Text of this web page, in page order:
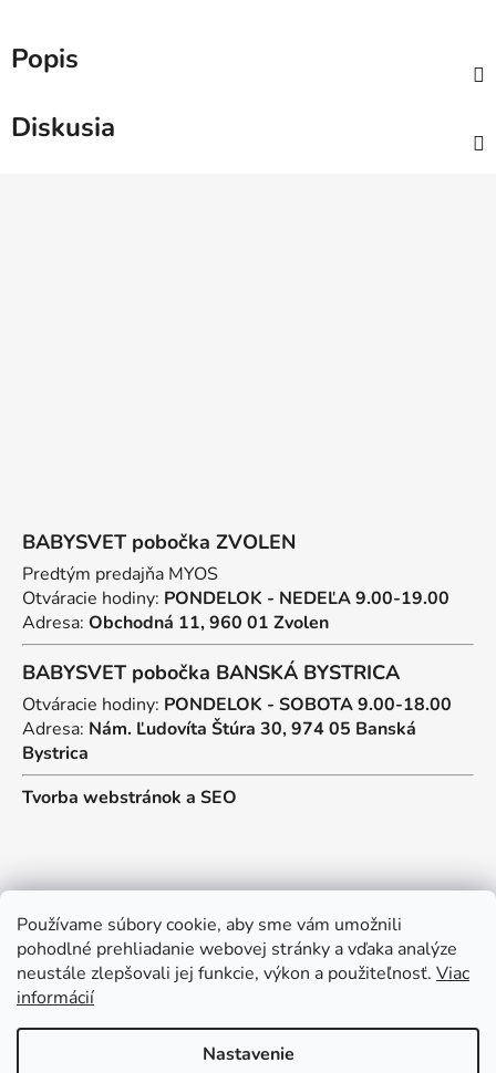
Používame súbory cookie, aby sme vám umožnili
pohodlné prehliadanie webovej stránky a vďaka analýze
neustále zlepšovali jej funkcie, výkon a použiteľnosť. Viac
informácií
Nastavenie
Popis
Diskusia
BABYSVET pobočka ZVOLEN
Predtým predajňa MYOS
Otváracie hodiny: PONDELOK - NEDEĽA 9.00-19.00
Adresa: Obchodná 11, 960 01 Zvolen
BABYSVET pobočka BANSKÁ BYSTRICA
Otváracie hodiny: PONDELOK - SOBOTA 9.00-18.00
Adresa: Nám. Ľudovíta Štúra 30, 974 05 Banská
Bystrica
Tvorba webstránok a SEO
Kontakt
predajna@myos.sk
+421 902 950 906